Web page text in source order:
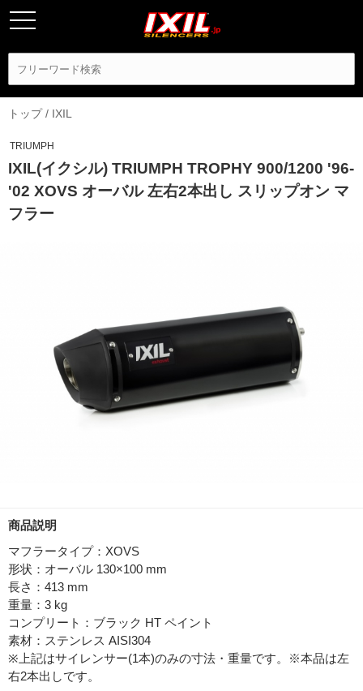
トップ/ IXIL
TRIUMPH
IXIL(イクシル) TRIUMPH TROPHY 900/1200 '96-
'02 XOVS オーバル 左右2本出し スリップオン マ
フラー
商品説明
マフラータイプ：XOVS
形状：オーバル 130×100 mm
長さ：413 mm
重量：3 kg
コンプリート：ブラック HT ペイント
素材：ステンレス AISI304
※上記はサイレンサー(1本)のみの寸法・重量です。※本品は左
右2本出しです。